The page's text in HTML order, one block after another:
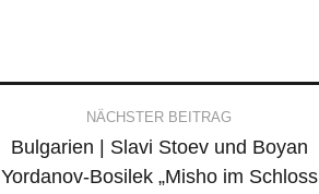
NÄCHSTER BEITRAG
Bulgarien | Slavi Stoev und Boyan
Yordanov-Bosilek „Misho im Schloss